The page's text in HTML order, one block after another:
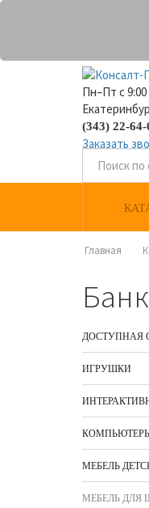
Пн–Пт с 9:00
(343) 22-64-
Заказать
Главная
ДОСТУПНАЯ
ИГРУШКИ
МЕБЕЛЬ
МЕБЕЛЬ ДЛЯ